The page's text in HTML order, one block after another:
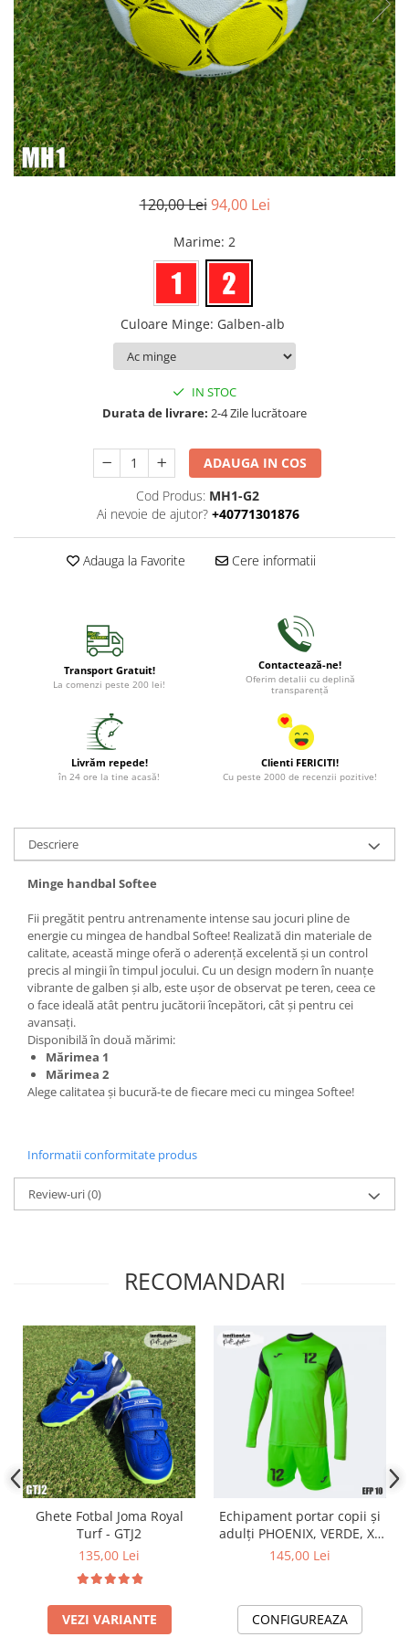
Bidoane si termosuri sportive
Sepci
Trofee
120,00 Lei 94,00 Lei
Marime: 2
Culoare Minge: Galben-alb
IN STOC
Durata de livrare: 2-4 Zile lucrătoare
ADAUGA IN COS
Cod Produs: MH1-G2
Ai nevoie de ajutor? +40771301876
Adauga la Favorite Cere informatii
Transport Gratuit!
La comenzi peste 200 lei!
Contactează-ne!
Oferim detalii cu deplină
transparență
Livrăm repede!
în 24 ore la tine acasă!
Clienti FERICITI!
Cu peste 2000 de recenzii pozitive!
Descriere
Minge handbal Softee
Fii pregătit pentru antrenamente intense sau jocuri pline de
energie cu mingea de handbal Softee! Realizată din materiale de
calitate, această minge oferă o aderență excelentă și un control
precis al mingii în timpul jocului. Cu un design modern în nuanțe
vibrante de galben și alb, este ușor de observat pe teren, ceea ce
o face ideală atât pentru jucătorii începători, cât și pentru cei
avansați.
Disponibilă în două mărimi:
Mărimea 1
Mărimea 2
Alege calitatea și bucură-te de fiecare meci cu mingea Softee!
Informatii conformitate produs
Review-uri(0)
RECOMANDARI
Ghete Fotbal Joma Royal
Turf - GTJ2
135,00 Lei
VEZI VARIANTE
Echipament portar copii și
adulți PHOENIX, VERDE, XL
EFP10
145,00 Lei
CONFIGUREAZA